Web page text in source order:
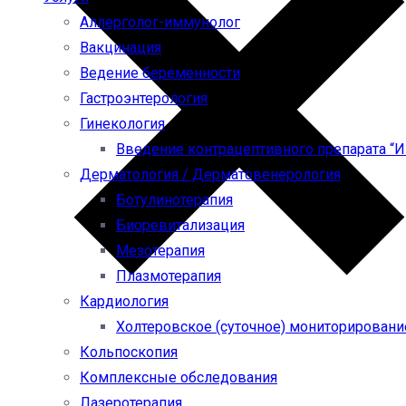
Аллерголог-иммунолог
Вакцинация
Ведение беременности
Гастроэнтерология
Гинекология
Введение контрацептивного препарата
Дерматология / Дерматовенерология
Ботулинотерапия
Биоревитализация
Мезотерапия
Плазмотерапия
Кардиология
Холтеровское (суточное)
Кольпоскопия
Комплексные обследования